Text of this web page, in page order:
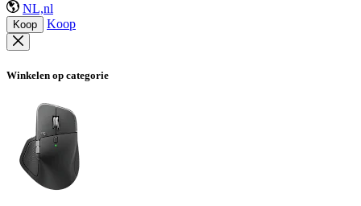
NL,nl
Koop Koop
Winkelen op categorie